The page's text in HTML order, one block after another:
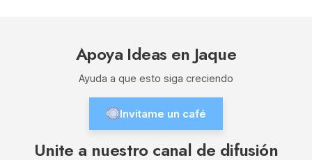
Apoya Ideas en Jaque
Ayuda a que esto siga creciendo
Invitame un café
Unite a nuestro canal de difusión